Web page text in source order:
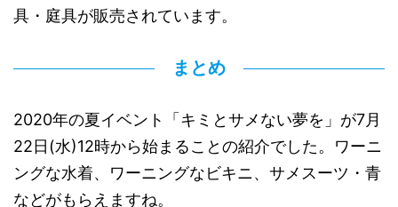
具・庭具が販売されています。
まとめ
2020年の夏イベント「キミとサメない夢を」が7月
22日(水)12時から始まることの紹介でした。ワーニ
ングな水着、ワーニングなビキニ、サメスーツ・青
などがもらえますね。